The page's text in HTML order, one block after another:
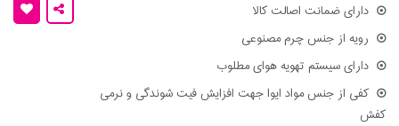
دارای ضمانت اصالت کالا
رویه از جنس چرم مصنوعی
دارای سیستم تهویه هوای مطلوب
کفی از جنس مواد ایوا جهت افزایش فیت شوندگی و نرمی
کفش